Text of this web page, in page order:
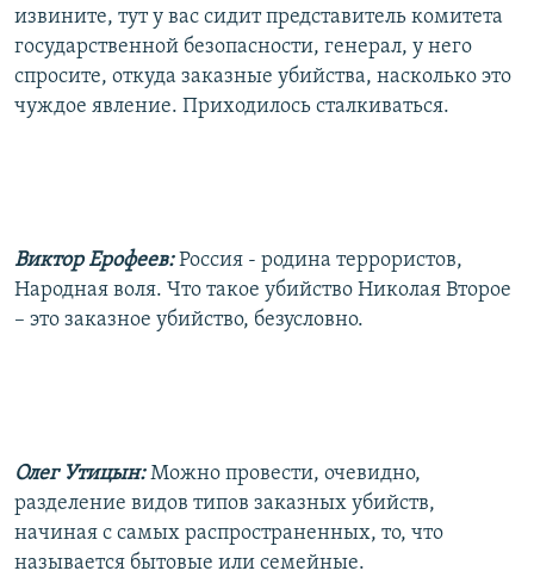
извините, тут у вас сидит представитель комитета
государственной безопасности, генерал, у него
спросите, откуда заказные убийства, насколько это
чуждое явление. Приходилось сталкиваться.
Виктор Ерофеев:Россия - родина террористов,
Народная воля. Что такое убийство Николая Второе
– это заказное убийство, безусловно.
Олег Утицын:Можно провести, очевидно,
разделение видов типов заказных убийств,
начиная с самых распространенных, то, что
называется бытовые или семейные.